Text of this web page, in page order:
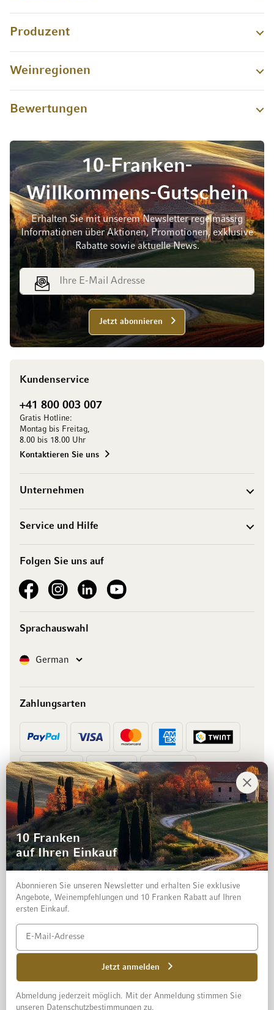
Produzent
Weinregionen
Bewertungen
10-Franken-
Willkommens-Gutschein
Erhalten Sie mit unserem Newsletter regelmässig
Informationen über Aktionen, Promotionen, exklusive
Rabatte sowie aktuelle News.
E-Mail Adresse
Jetzt abonnieren
Kundenservice
+41 800 003 007
Gratis Hotline:
Montag bis Freitag,
8.00 bis 18.00 Uhr
Kontaktieren Sie uns
Unternehmen
Service und Hilfe
Folgen Sie uns auf
See our FacebookSee our Instagram account
See our LinkedInSee our YouTube channel
Sprachauswahl
SpracheGerman
Zahlungsarten
Vorkasse Rechnung
© 2026 Mövenpick Wein Schweiz AG
Datenschutz und Disclaimer
10 Franken
auf Ihren Einkauf
Abonnieren Sie unseren Newsletter und erhalten Sie exklusive
Angebote, Weinempfehlungen und 10 Franken Rabatt auf Ihren
ersten Einkauf.
Jetzt anmelden
Abmeldung jederzeit möglich. Mit der Anmeldung stimmen Sie
unseren Datenschutzbestimmungen zu.